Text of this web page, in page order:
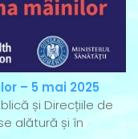
– 5 mai 2025
și Direcțiile de
alătură și în